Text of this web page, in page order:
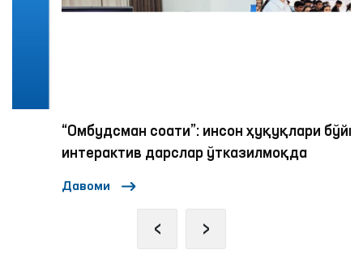
“Омбудсман соати”: инсон ҳуқуқлари бўйича
интерактив дарслар ўтказилмоқда
‹ ›